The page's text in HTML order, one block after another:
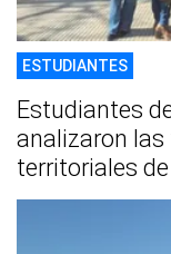
ESTUDIANTES
Estudiantes
analizaron
territoriales